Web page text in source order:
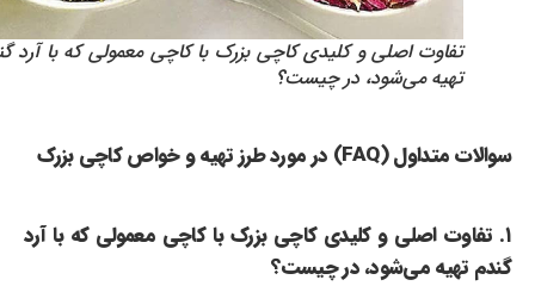
تفاوت اصلی و کلیدی کاچی بزرک با کاچی معمولی که با آرد گندم
تهیه می‌شود، در چیست؟
سوالات متداول (FAQ) در مورد طرز تهیه و خواص کاچی بزرک
۱. تفاوت اصلی و کلیدی کاچی بزرک با کاچی معمولی که با آرد
گندم تهیه می‌شود، در چیست؟